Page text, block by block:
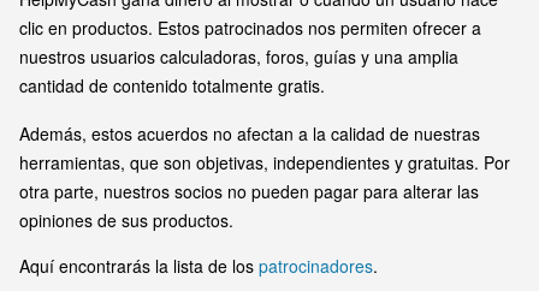
clic en productos. Estos patrocinados nos permiten ofrecer a
nuestros usuarios calculadoras, foros, guías y una amplia
cantidad de contenido totalmente gratis.
Además, estos acuerdos no afectan a la calidad de nuestras
herramientas, que son objetivas, independientes y gratuitas. Por
otra parte, nuestros socios no pueden pagar para alterar las
opiniones de sus productos.
Aquí encontrarás la lista de los patrocinadores.